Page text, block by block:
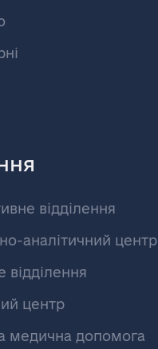
відділення
аналітичний центр
відділення
центр
медична допомога